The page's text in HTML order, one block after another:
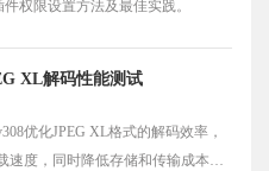
件权限设置方法及最佳实践。
XL解码性能测试
优化JPEG XL格式的解码效率，
速度，同时降低存储和传输成本，